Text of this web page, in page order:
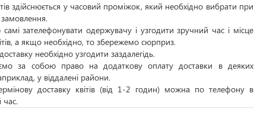
здійснюється у часовий проміжок, який необхідно вибрати при
зателефонувати одержувачу і узгодити зручний час і місце
а якщо необхідно, то збережемо сюрприз.
необхідно узгодити заздалегідь.
за собою право на додаткову оплату доставки в деяких
у віддалені райони.
доставку квітів (від 1-2 годин) можна по телефону в
час.